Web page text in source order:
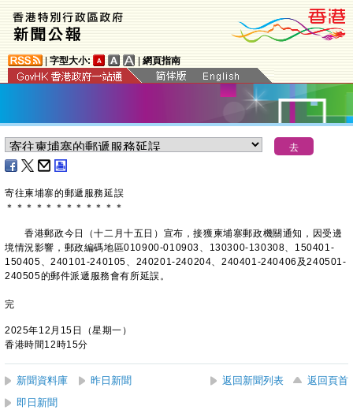
字型大小: 網頁指南
寄往柬埔寨的郵遞服務延誤
＊ ＊ ＊ ＊ ＊ ＊ ＊ ＊ ＊ ＊ ＊ ＊
​香港郵政今日（十二月十五日）宣布，接獲柬埔寨郵政機關通知，因受邊
境情況影響，郵政編碼地區010900-010903、130300-130308、150401-
150405、240101-240105、240201-240204、240401-240406及240501-
240505的郵件派遞服務會有所延誤。
完
2025年12月15日（星期一）
香港時間12時15分
新聞資料庫 昨日新聞 返回新聞列表
返回頁首
即日新聞